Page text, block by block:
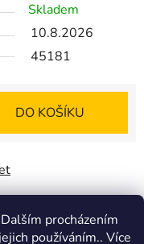
procházením
používáním.. Více
Skladem
10.8.2026
45181
DO KOŠÍKU